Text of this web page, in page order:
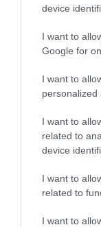
device
I want to
Google for
I want to
personalized
I want to
related to
device
I want to
related to
I want to
ΤΟ